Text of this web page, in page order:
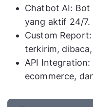
Chatbot AI: Bot
yang aktif 24/7.
Custom
terkirim,
API Integration:
ecommerce,